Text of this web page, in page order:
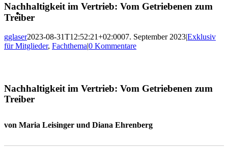
Nachhaltigkeit im Vertrieb: Vom Getriebenen zum
Treiber
gglaser2023-08-31T12:52:21+02:0007. September 2023|Exklusiv
für Mitglieder, Fachthema|0 Kommentare
Nachhaltigkeit im Vertrieb: Vom Getriebenen zum
Treiber
von Maria Leisinger und Diana Ehrenberg